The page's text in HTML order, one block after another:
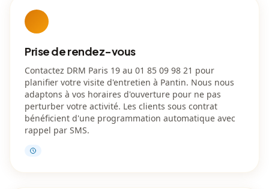
Prise de rendez-vous
Contactez DRM Paris 19 au 01 85 09 98 21 pour
planifier votre visite d'entretien à Pantin. Nous nous
adaptons à vos horaires d'ouverture pour ne pas
perturber votre activité. Les clients sous contrat
bénéficient d'une programmation automatique avec
rappel par SMS.